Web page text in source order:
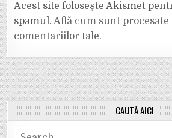
Acest site folosește Akismet
spamul.Află cum sunt procesate
comentariilor tale.
CAUTĂ AICI
Search